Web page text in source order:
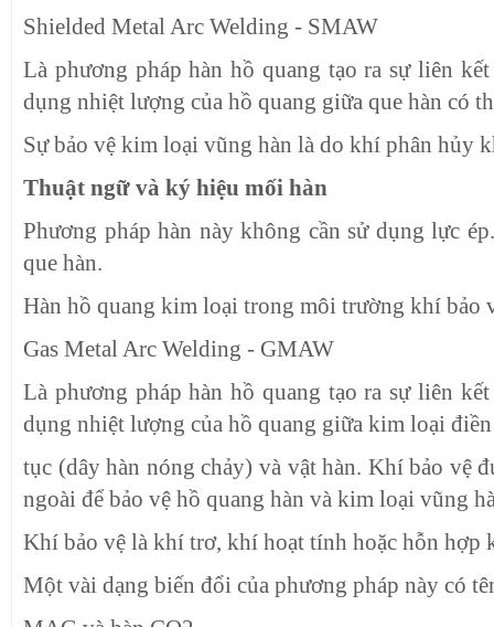
Shielded Metal Arc Welding - SMAW
Là phương pháp hàn hồ quang tạo ra sự liên
dụng nhiệt lượng của hồ quang giữa que hàn có
Sự bảo vệ kim loại vũng hàn là do khí phân hủy
Thuật ngữ và ký hiệu mối hàn
Phương pháp hàn này không cần sử dụng lực
que hàn.
Hàn hồ quang kim loại trong môi trường khí bảo
Gas Metal Arc Welding - GMAW
Là phương pháp hàn hồ quang tạo ra sự liên
dụng nhiệt lượng của hồ quang giữa kim loại
tục (dây hàn nóng chảy) và vật hàn. Khí bảo vệ
ngoài để bảo vệ hồ quang hàn và kim loại vũng
Khí bảo vệ là khí trơ, khí hoạt tính hoặc hỗn hợp
Một vài dạng biến đổi của phương pháp này có